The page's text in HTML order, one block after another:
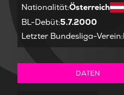
Nationalität:Österreich
BL-Debüt:5.7.2000
Letzter Bundesliga-Verein:
DATEN